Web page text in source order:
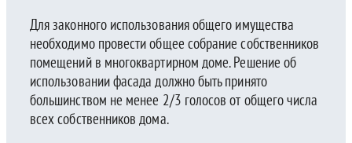
Для законного использования общего имущества
необходимо провести общее собрание собственников
помещений в многоквартирном доме. Решение об
использовании фасада должно быть принято
большинством не менее 2/3 голосов от общего числа
всех собственников дома.